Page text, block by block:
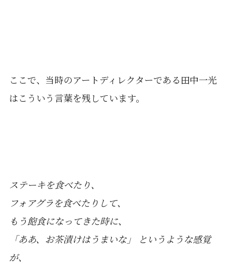
ここで、当時のアートディレクターである田中一光
はこういう言葉を残しています。
ステーキを食べたり、
フォアグラを食べたりして、
もう飽食になってきた時に、
「ああ、お茶漬けはうまいな」 というような感覚
が、